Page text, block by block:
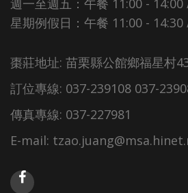
週一至週五：午餐 11:00 -
星期例假日：午餐 11:00 -
棗莊地址: 苗栗縣公館鄉福星村
訂位專線: 037-239108 037-
傳真專線: 037-227981
E-mail: